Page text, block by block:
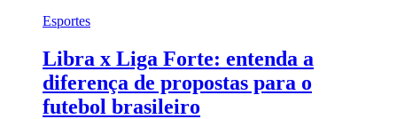
Esportes
Libra x Liga Forte: entenda a
diferença de propostas para o
futebol brasileiro